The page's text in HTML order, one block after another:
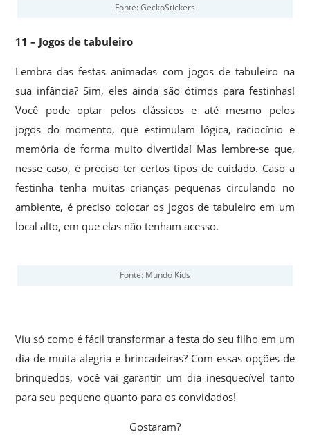
Fonte: GeckoStickers
11 – Jogos de tabuleiro
Lembra das festas animadas com jogos de tabuleiro na
sua infância? Sim, eles ainda são ótimos para festinhas!
Você pode optar pelos clássicos e até mesmo pelos
jogos do momento, que estimulam lógica, raciocínio e
memória de forma muito divertida! Mas lembre-se que,
nesse caso, é preciso ter certos tipos de cuidado. Caso a
festinha tenha muitas crianças pequenas circulando no
ambiente, é preciso colocar os jogos de tabuleiro em um
local alto, em que elas não tenham acesso.
Fonte: Mundo Kids
Viu só como é fácil transformar a festa do seu filho em um
dia de muita alegria e brincadeiras? Com essas opções de
brinquedos, você vai garantir um dia inesquecível tanto
para seu pequeno quanto para os convidados!
Gostaram?